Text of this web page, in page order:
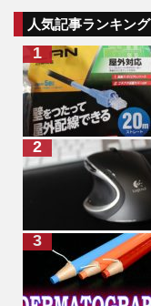
人気記事ランキング